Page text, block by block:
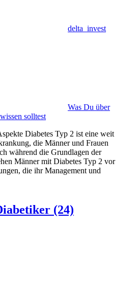
delta_invest
Was Du über
solltest
Diabetes Typ 2 ist eine weit
die Männer und Frauen
während die Grundlagen der
Männer mit Diabetes Typ 2 vor
die ihr Management und
(24)